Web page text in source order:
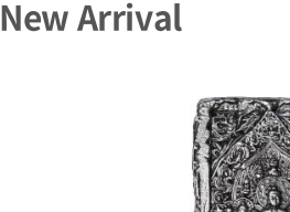
New Arrival